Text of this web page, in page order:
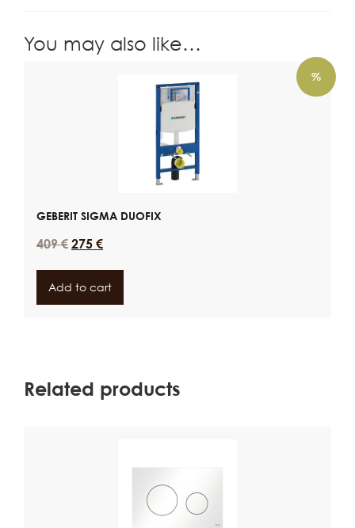
You may also like…
%
GEBERIT SIGMA DUOFIX
409€ 275 €
Add to cart
Related products